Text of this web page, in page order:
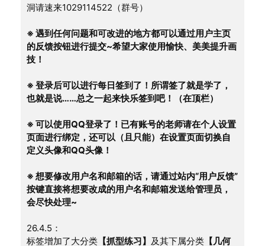
洞请速来1029114522（群号）
※ 遇到任何问题和可改进的地方都可以通过用户主页
的反馈按钮进行提交~希望大家使用愉快、美美提升画
技！
※ 登录后可以进行每日签到了！所谓签了就是学了，
也就是说……总之一起来快乐签到吧！（在顶栏）
※ 可以使用QQ登录了！已有账号的老师请在个人设置
页面进行绑定，还可以（且只能）在设置页面切换自
定义头像和QQ头像！
※ 想要修改用户名和邮箱的话，请通过站内“用户反馈”
按键直接将想要改成的用户名和邮箱发送给管理员，
会尽快处理~
26.4.5：
标签增加了大分类 【抓型练习】 及其下属分类 【几何